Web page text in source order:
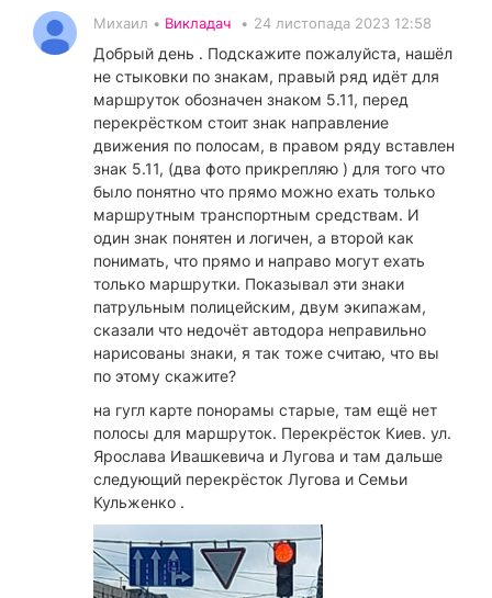
Михаил • Викладач • 24 листопада 2023 12:58
Добрый день . Подскажите пожалуйста, нашёл
не стыковки по знакам, правый ряд идёт для
маршруток обозначен знаком 5.11, перед
перекрёстком стоит знак направление
движения по полосам, в правом ряду вставлен
знак 5.11, (два фото прикрепляю ) для того что
было понятно что прямо можно ехать только
маршрутным транспортным средствам. И
один знак понятен и логичен, а второй как
понимать, что прямо и направо могут ехать
только маршрутки. Показывал эти знаки
патрульным полицейским, двум экипажам,
сказали что недочёт автодора неправильно
нарисованы знаки, я так тоже считаю, что вы
по этому скажите?
на гугл карте понорамы старые, там ещё нет
полосы для маршруток. Перекрёсток Киев. ул.
Ярослава Ивашкевича и Лугова и там дальше
следующий перекрёсток Лугова и Семьи
Кульженко .